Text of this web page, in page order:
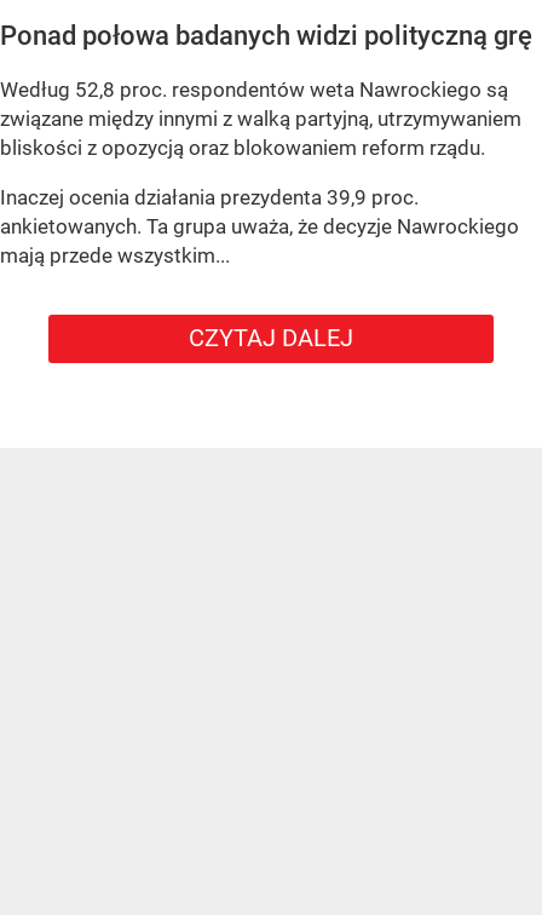
Ponad połowa badanych widzi polityczną grę
Według 52,8 proc. respondentów weta Nawrockiego są
związane między innymi z walką partyjną, utrzymywaniem
bliskości z opozycją oraz blokowaniem reform rządu.
Inaczej ocenia działania prezydenta 39,9 proc.
ankietowanych. Ta grupa uważa, że decyzje Nawrockiego
mają przede wszystkim...
CZYTAJ DALEJ